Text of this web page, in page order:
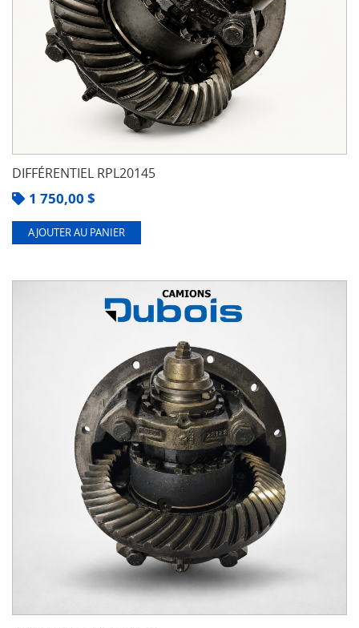
DIFFÉRENTIEL RPL20145
1 750,00 $
AJOUTER AU PANIER